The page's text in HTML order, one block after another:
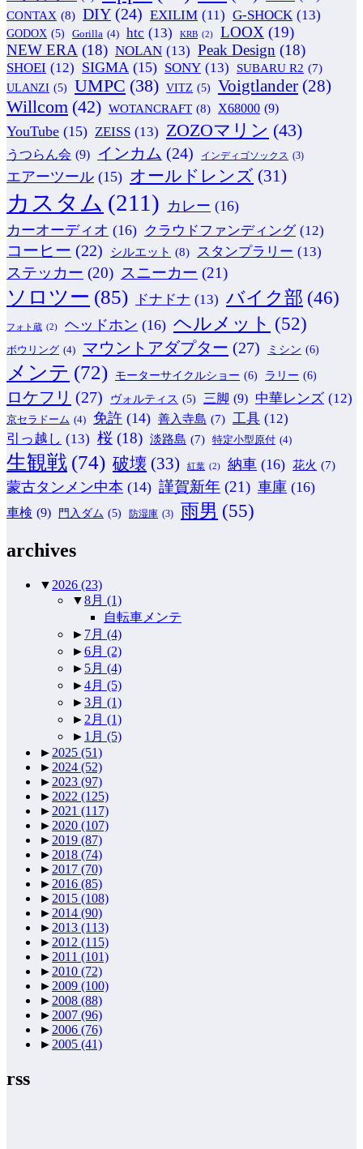
CONTAX (8) DIY (24) EXILIM (11) G-SHOCK (13)
GODOX (5) Gorilla (4) htc (13) KRB (2) LOOX (19)
NEW ERA (18) NOLAN (13) Peak Design (18)
SHOEI (12) SIGMA (15) SONY (13) SUBARU R2 (7)
ULANZI (5) UMPC (38) VITZ (5) Voigtlander (28)
Willcom (42) WOTANCRAFT (8) X68000 (9)
YouTube (15) ZEISS (13) ZOZOマリン (43)
うつらん会 (9) インカム (24) インディゴソックス (3)
エアーツール (15) オールドレンズ (31)
カスタム (211) カレー (16)
カーオーディオ (16) クラウドファンディング (12)
コーヒー (22) シルエット (8) スタンプラリー (13)
ステッカー (20) スニーカー (21)
ソロツー (85) ドナドナ (13) バイク部 (46)
フォト蔵 (2) ヘッドホン (16) ヘルメット (52)
ボウリング (4) マウントアダプター (27) ミシン (6)
メンテ (72) モーターサイクルショー (6) ラリー (6)
ロケフリ (27) ヴォルティス (5) 三脚 (9) 中華レンズ (12)
京セラドーム (4) 免許 (14) 善入寺島 (7) 工具 (12)
引っ越し (13) 桜 (18) 淡路島 (7) 特定小型原付 (4)
生観戦 (74) 破壊 (33) 紅葉 (2) 納車 (16) 花火 (7)
蒙古タンメン中本 (14) 謹賀新年 (21) 車庫 (16)
車検 (9) 門入ダム (5) 防湿庫 (3) 雨男 (55)
archives
▼ 2026 (23)
▼8月 (1)
自転車メンテ
► 7月 (4)
►6月 (2)
► 5月 (4)
►4月 (5)
►3月 (1)
► 2月 (1)
► 1月 (5)
► 2025 (51)
► 2024 (52)
► 2023 (97)
► 2022 (125)
► 2021 (117)
► 2020 (107)
► 2019 (87)
► 2018 (74)
► 2017 (70)
► 2016 (85)
► 2015 (108)
► 2014 (90)
► 2013 (113)
► 2012 (115)
► 2011 (101)
► 2010 (72)
► 2009 (100)
► 2008 (88)
► 2007 (96)
► 2006 (76)
► 2005 (41)
rss